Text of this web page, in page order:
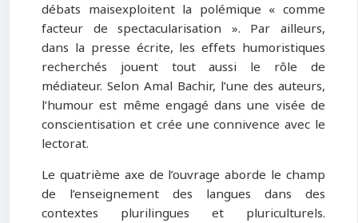
débats maisexploitent la polémique « comme
facteur de spectacularisation ». Par ailleurs,
dans la presse écrite, les effets humoristiques
recherchés jouent tout aussi le rôle de
médiateur. Selon Amal Bachir, l’une des auteurs,
l’humour est même engagé dans une visée de
conscientisation et crée une connivence avec le
lectorat.
Le quatrième axe de l’ouvrage aborde le champ
de l’enseignement des langues dans des
contextes plurilingues et pluriculturels.